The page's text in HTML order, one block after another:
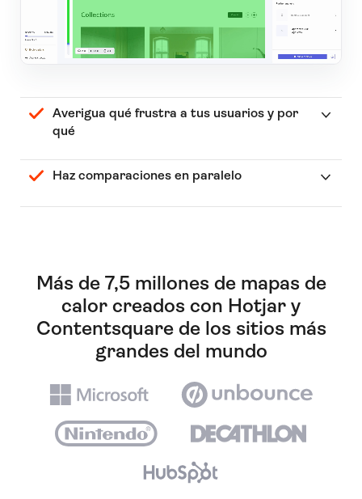
Averigua qué frustra a tus usuarios y por
qué
Haz comparaciones en paralelo
Más de 7,5 millones de mapas de
calor creados con Hotjar y
Contentsquare de los sitios más
grandes del mundo